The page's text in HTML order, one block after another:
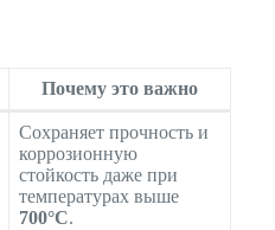
Почему это важно
Сохраняет прочность и
коррозионную
стойкость даже при
температурах выше
700°C.